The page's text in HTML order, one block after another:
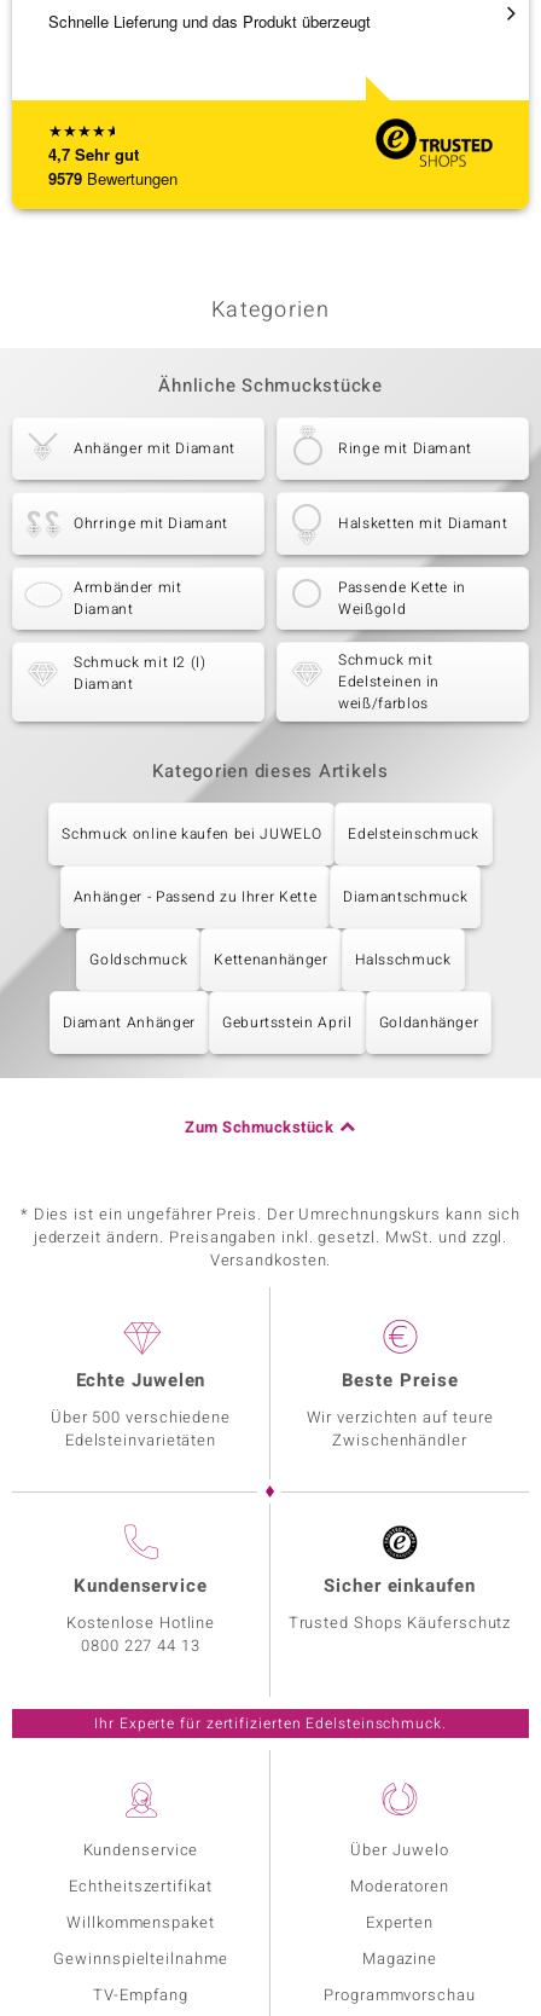
★★★★★
4,7 Sehr gut
9579 Bewertungen
Schnelle Lieferung und das Produkt überzeugt
Kategorien
Ähnliche Schmuckstücke
Anhänger mit Diamant Ringe mit Diamant
Ohrringe mit Diamant Halsketten mit Diamant
Armbänder mit
Diamant
Passende Kette in
Weißgold
Schmuck mit I2 (I)
Diamant
Schmuck mit
Edelsteinen in
weiß/farblos
Kategorien dieses Artikels
Schmuck online kaufen bei JUWELO Edelsteinschmuck
Anhänger - Passend zu Ihrer Kette Diamantschmuck
Goldschmuck Kettenanhänger Halsschmuck
Diamant Anhänger Geburtsstein April Goldanhänger
Zum Schmuckstück
* Dies ist ein ungefährer Preis. Der Umrechnungskurs kann sich
jederzeit ändern. Preisangaben inkl. gesetzl. MwSt. und zzgl.
Versandkosten.
Kundenservice
Echtheitszertifikat
Willkommenspaket
Gewinnspielteilnahme
TV-Empfang
Über Juwelo
Moderatoren
Experten
Magazine
Programmvorschau
Echte Juwelen
Über 500 verschiedene
Edelsteinvarietäten
Beste Preise
Wir verzichten auf teure
Zwischenhändler
Kundenservice
Kostenlose Hotline
0800 227 44 13
Sicher einkaufen
Trusted Shops Käuferschutz
Ihr Experte für zertifizierten Edelsteinschmuck.